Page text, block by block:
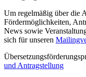
Um regelmäßig über die
Fördermöglichkeiten,
News sowie
sich für unseren
und Antragstellung